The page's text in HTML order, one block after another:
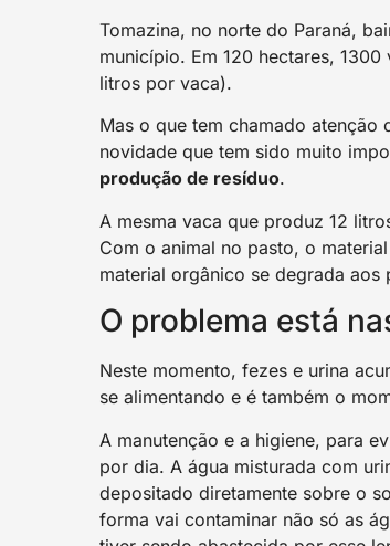
Tomazina, no norte do Paraná,
município. Em 120 hectares,
litros por vaca).
Mas o que tem chamado
novidade que tem sido muito
produção de resíduo.
A mesma vaca que produz 12
Com o animal no pasto, o
material orgânico se degrada aos
O problema está
Neste momento, fezes e urina
se alimentando e é também o
A manutenção e a higiene, para
por dia. A água misturada com
depositado diretamente sobre o
forma vai contaminar não só as